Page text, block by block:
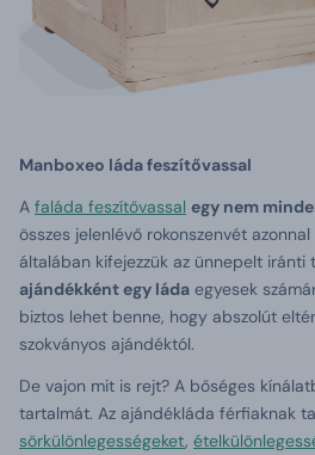
Manboxeo láda feszítővassal
A faláda feszítővassal egy nem
összes jelenlévő rokonszenvét
általában kifejezzük az ünnepelt iránti
ajándékként egy láda egyesek
biztos lehet benne, hogy abszolút
szokványos ajándéktól.
De vajon mit is rejt? A bőséges
tartalmát. Az ajándékláda férfiaknak
sörkülönlegességeket,